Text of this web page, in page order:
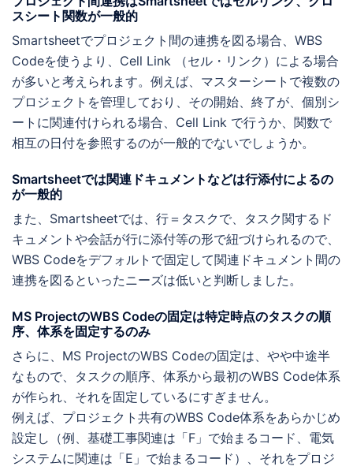
スシート関数が一般的
Smartsheetでプロジェクト間の連携を図る場合、WBS
Codeを使うより、Cell Link （セル・リンク）による場合
が多いと考えられます。例えば、マスターシートで複数の
プロジェクトを管理しており、その開始、終了が、個別シ
ートに関連付けられる場合、Cell Link で行うか、関数で
相互の日付を参照するのが一般的でないでしょうか。
Smartsheetでは関連ドキュメントなどは行添付によるの
が一般的
また、Smartsheetでは、行＝タスクで、タスク関するド
キュメントや会話が行に添付等の形で紐づけられるので、
WBS Codeをデフォルトで固定して関連ドキュメント間の
連携を図るといったニーズは低いと判断しました。
MS ProjectのWBS Codeの固定は特定時点のタスクの順
序、体系を固定するのみ
さらに、MS ProjectのWBS Codeの固定は、やや中途半
なもので、タスクの順序、体系から最初のWBS Code体系
が作られ、それを固定しているにすぎません。
例えば、プロジェクト共有のWBS Code体系をあらかじめ
設定し（例、基礎工事関連は「F」で始まるコード、電気
システムに関連は「E」で始まるコード）、それをプロジ